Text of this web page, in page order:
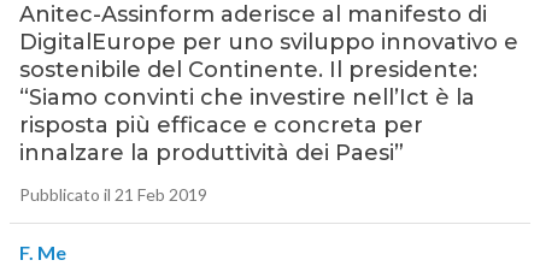
Anitec-Assinform aderisce al manifesto di
DigitalEurope per uno sviluppo innovativo e
sostenibile del Continente. Il presidente:
“Siamo convinti che investire nell’Ict è la
risposta più efficace e concreta per
innalzare la produttività dei Paesi”
Pubblicato il 21 Feb 2019
F. Me